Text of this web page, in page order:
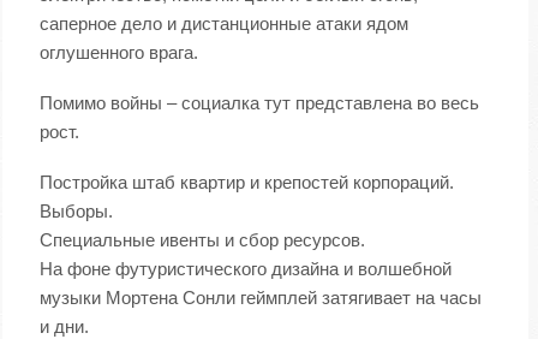
саперное дело и дистанционные атаки ядом
оглушенного врага.
Помимо войны – социалка тут представлена во весь
рост.
Постройка штаб квартир и крепостей корпораций.
Выборы.
Специальные ивенты и сбор ресурсов.
На фоне футуристического дизайна и волшебной
музыки Мортена Сонли геймплей затягивает на часы
и дни.